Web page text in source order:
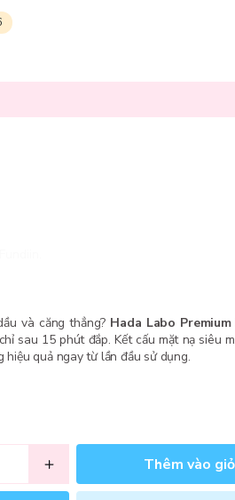
và căng thẳng? Hada Labo
sau 15 phút đắp. Kết cấu mặt nạ siêu
quả ngay từ lần đầu sử dụng.
Thêm vào